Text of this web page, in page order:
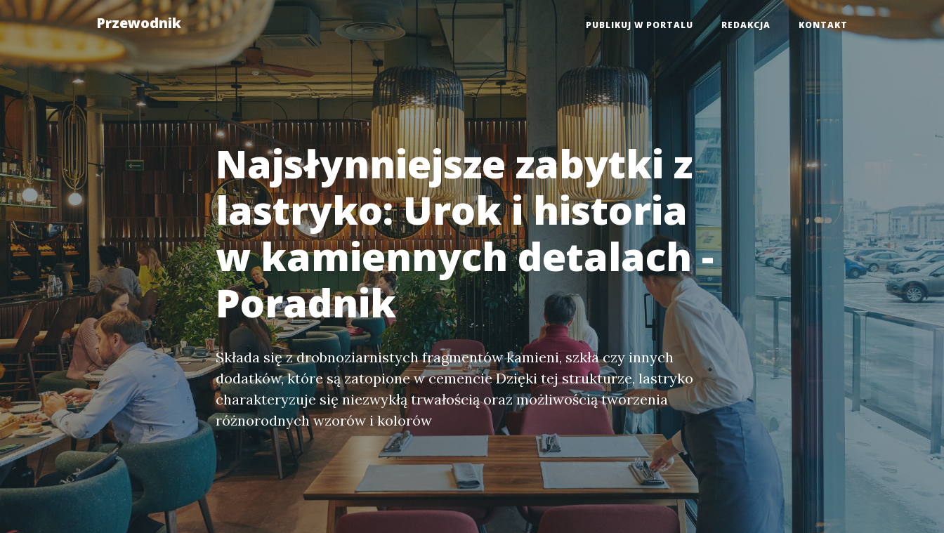
Przewodnik PUBLIKUJ W PORTALU REDAKCJA KONTAKT
Najsłynniejsze zabytki z
lastryko: Urok i historia
w kamiennych detalach -
Poradnik
Składa się z drobnoziarnistych fragmentów kamieni, szkła czy innych
dodatków, które są zatopione w cemencie Dzięki tej strukturze, lastryko
charakteryzuje się niezwykłą trwałością oraz możliwością tworzenia
różnorodnych wzorów i kolorów